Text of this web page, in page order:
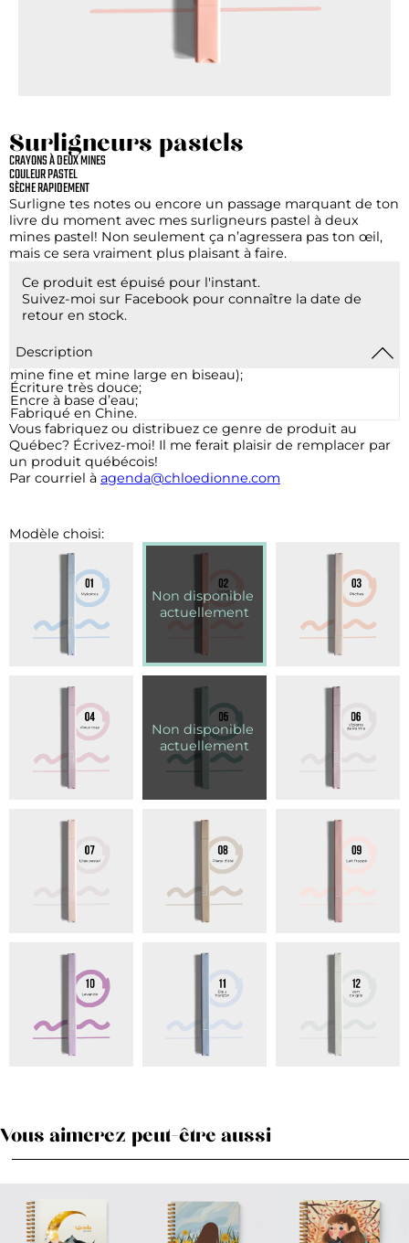
Surligneurs pastels
CRAYONS À DEUX MINES
COULEUR PASTEL
SÈCHE RAPIDEMENT
Surligne tes notes ou encore un passage marquant de ton
livre du moment avec mes surligneurs pastel à deux
mines pastel! Non seulement ça n’agressera pas ton œil,
mais ce sera vraiment plus plaisant à faire.
Ce produit est épuisé pour l'instant.
Suivez-moi sur Facebook pour connaître la date de
retour en stock.
Description
mine fine et mine large en biseau);
Écriture très douce;
Encre à base d’eau;
Fabriqué en Chine.
Vous fabriquez ou distribuez ce genre de produit au
Québec? Écrivez-moi! Il me ferait plaisir de remplacer par
un produit québécois!
Par courriel à agenda@chloedionne.com
Modèle choisi:
Vous aimerez peut-être aussi